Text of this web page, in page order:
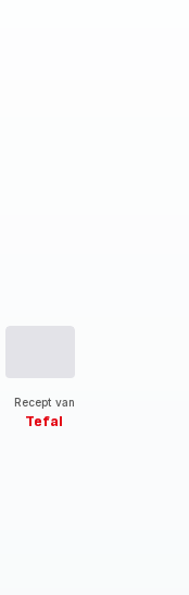
Recept van
Tefal